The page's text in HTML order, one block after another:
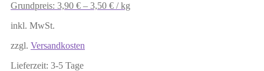
Grundpreis: 3,90 € – 3,50 € /kg
inkl. MwSt.
zzgl. Versandkosten
Lieferzeit: 3-5 Tage